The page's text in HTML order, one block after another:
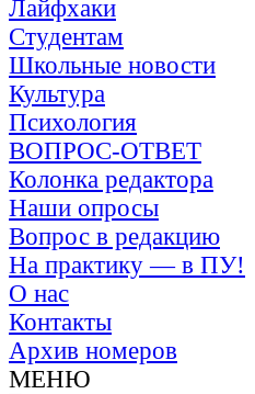
Лайфхаки
Студентам
Школьные новости
Культура
Психология
ВОПРОС-ОТВЕТ
Колонка редактора
Наши опросы
Вопрос в редакцию
На практику — в ПУ!
О нас
Контакты
Архив номеров
МЕНЮ